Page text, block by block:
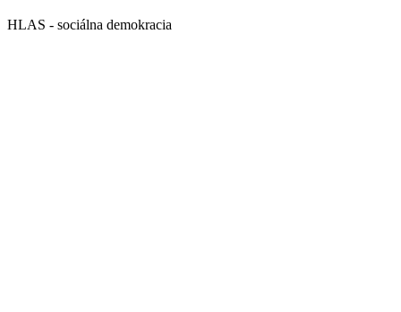
HLAS - sociálna demokracia